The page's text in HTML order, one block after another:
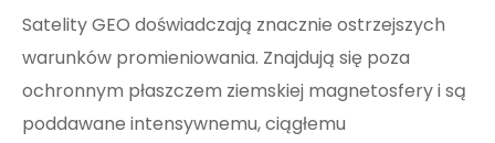
Satelity GEO doświadczają znacznie ostrzejszych
warunków promieniowania. Znajdują się poza
ochronnym płaszczem ziemskiej magnetosfery i są
poddawane intensywnemu, ciągłemu